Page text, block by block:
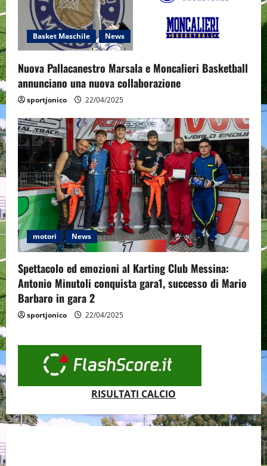
Basket Maschile News
Nuova Pallacanestro Marsala e Moncalieri Basketball
annunciano una nuova collaborazione
sportjonico 22/04/2025
motori News
Spettacolo ed emozioni al Karting Club Messina:
Antonio Minutoli conquista gara1, successo di Mario
Barbaro in gara 2
sportjonico 22/04/2025
RISULTATI CALCIO